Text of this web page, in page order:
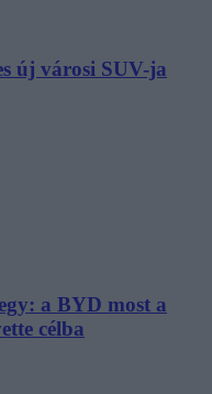
új városi SUV-ja
a BYD most a
célba